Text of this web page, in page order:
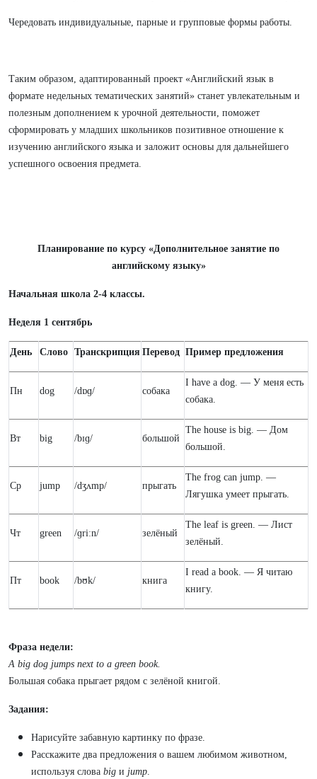
Чередовать индивидуальные, парные и групповые формы работы.
Таким образом, адаптированный проект «Английский язык в
формате недельных тематических занятий» станет увлекательным и
полезным дополнением к урочной деятельности, поможет
сформировать у младших школьников позитивное отношение к
изучению английского языка и заложит основы для дальнейшего
успешного освоения предмета.
Планирование по курсу «Дополнительное занятие по
английскому языку»
Начальная школа 2-4 классы.
Неделя 1 сентябрь
День Слово Транскрипция Перевод Пример предложения
Пн dog /dɒɡ/ собака
I have a dog. — У меня есть
собака.
Вт big /bɪɡ/ большой
The house is big. — Дом
большой.
Ср jump /dʒʌmp/ прыгать
The frog can jump. —
Лягушка умеет прыгать.
Чт green /ɡriːn/ зелёный
The leaf is green. — Лист
зелёный.
Пт book /bʊk/ книга
I read a book. — Я читаю
книгу.
Фраза недели:
A big dog jumps next to a green book.
Большая собака прыгает рядом с зелёной книгой.
Задания:
Нарисуйте забавную картинку по фразе.
Расскажите два предложения о вашем любимом животном,
используя слова big и jump.